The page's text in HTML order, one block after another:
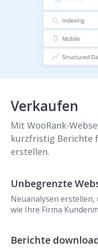
Verkaufen
Mit WooRank-
kurzfristig Berichte
erstellen.
Unbegrenzte
Neuanalysen
wie Ihre Firma
Berichte